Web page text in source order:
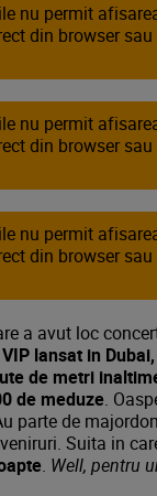
nu permit
din browser sau
nu permit
din browser sau
nu permit
din browser sau
a avut loc
VIP lansat in
de metri
de meduze.
parte de
Suita in
. Well, pentru